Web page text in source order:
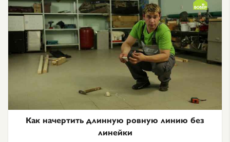
Как начертить длинную ровную линию без
линейки